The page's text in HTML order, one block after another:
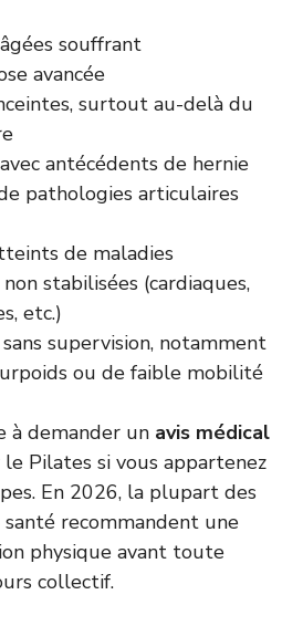
souffrant
avancée
surtout au-delà du
antécédents de hernie
pathologies articulaires
de maladies
stabilisées (cardiaques,
etc.)
supervision, notamment
ou de faible mobilité
à demander un avis médical
Pilates si vous appartenez
En 2026, la plupart des
recommandent une
physique avant toute
collectif.